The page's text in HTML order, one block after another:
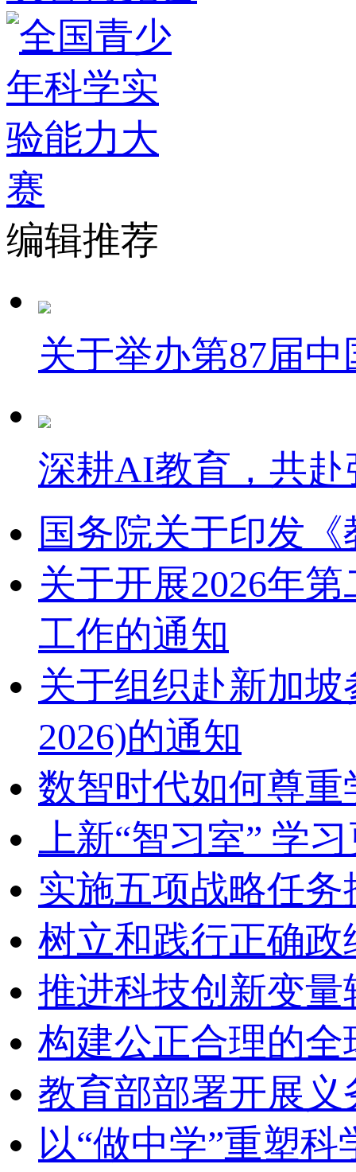
编辑推荐
关于举办第87届
深耕AI教育，共
国务院关于印发
关于开展2026年
工作的通知
关于组织赴新加坡
2026)的通知
数智时代如何尊重
上新“智习室” 学
实施五项战略任
树立和践行正确
推进科技创新变
构建公正合理的
教育部部署开展义
以“做中学”重塑